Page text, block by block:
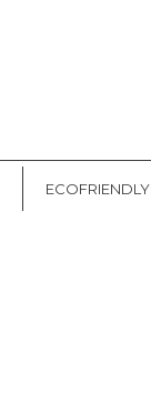
ECOFRIENDLY